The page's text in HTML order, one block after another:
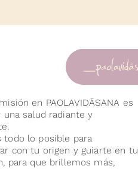
en PAOLAVIDĀSANA es
una salud radiante y
todo lo posible para
con tu origen y guiarte en tu
para que brillemos más,